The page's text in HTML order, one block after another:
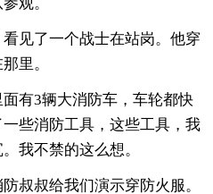
见了一个战士在站岗。他穿
里。
有3辆大消防车，车轮都快
些消防工具，这些工具，我
我不禁的这么想。
叔叔给我们演示穿防火服。